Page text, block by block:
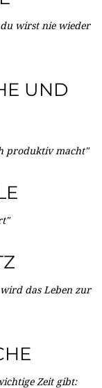
wirst nie wieder
UND
produktiv macht"
das Leben zur
Zeit gibt: